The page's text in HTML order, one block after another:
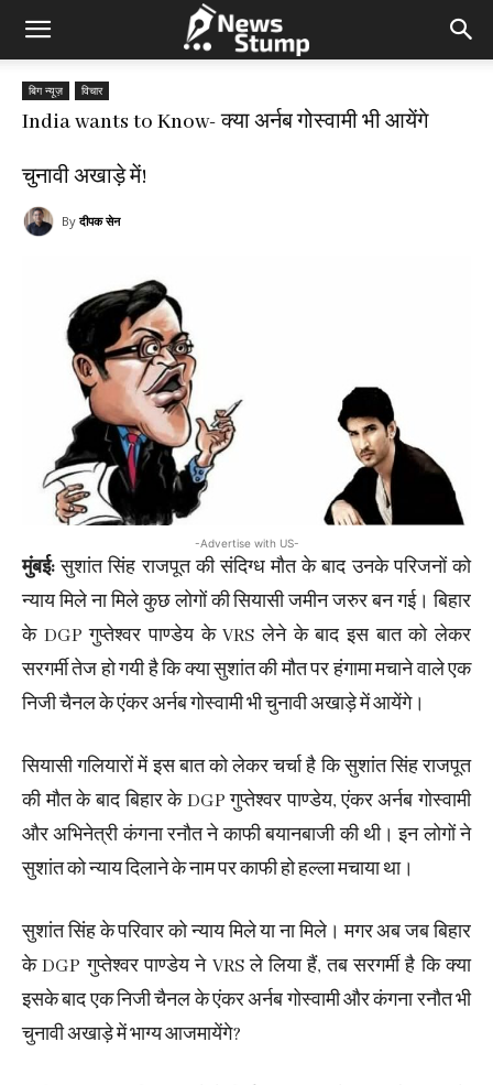
बिग न्यूज़ विचार
India wants to Know- क्या अर्नब गोस्वामी भी आयेंगे
चुनावी अखाड़े में!
By दीपक सेन
-Advertise with US-
मुंबई:सुशांत सिंह राजपूत की संदिग्ध मौत के बाद उनके परिजनों को
न्याय मिले ना मिले कुछ लोगों की सियासी जमीन जरुर बन गई। बिहार
के DGP गुप्तेश्वर पाण्डेय के VRS लेने के बाद इस बात को लेकर
सरगर्मी तेज हो गयी है कि क्या सुशांत की मौत पर हंगामा मचाने वाले एक
निजी चैनल के एंकर अर्नब गोस्वामी भी चुनावी अखाड़े में आयेंगे।
सियासी ​गलियारों में इस बात को लेकर चर्चा है कि सुशांत सिंह राजपूत
की मौत के बाद बिहार के DGP गुप्तेश्वर पाण्डेय, एंकर अर्नब गोस्वामी
और अभिनेत्री कंगना रनौत ने काफी बयानबाजी की थी। इन लोगों ने
सुशांत को न्याय दिलाने के नाम पर काफी हो हल्ला मचाया था।
सुशांत सिंह के परिवार को न्याय मिले या ना मिले। मगर अब जब बिहार
के DGP गुप्तेश्वर पाण्डेय ने VRS ले लिया हैं, तब सरगर्मी है कि क्या
इसके बाद एक निजी चैनल के एंकर अर्नब गोस्वामी और कंगना रनौत भी
चुनावी अखाड़े में भाग्य आजमायेंगे?